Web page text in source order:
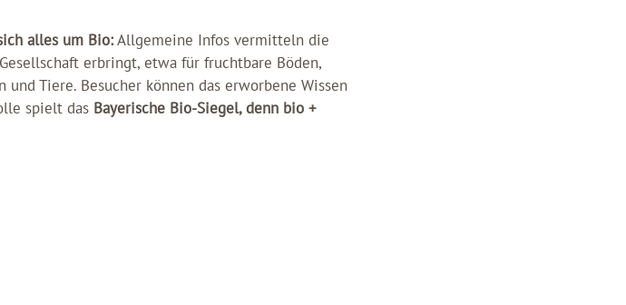
alles um Bio:Allgemeine Infos vermitteln die
erbringt, etwa für fruchtbare Böden,
Tiere. Besucher können das erworbene Wissen
spielt das Bayerische Bio-Siegel, denn bio +